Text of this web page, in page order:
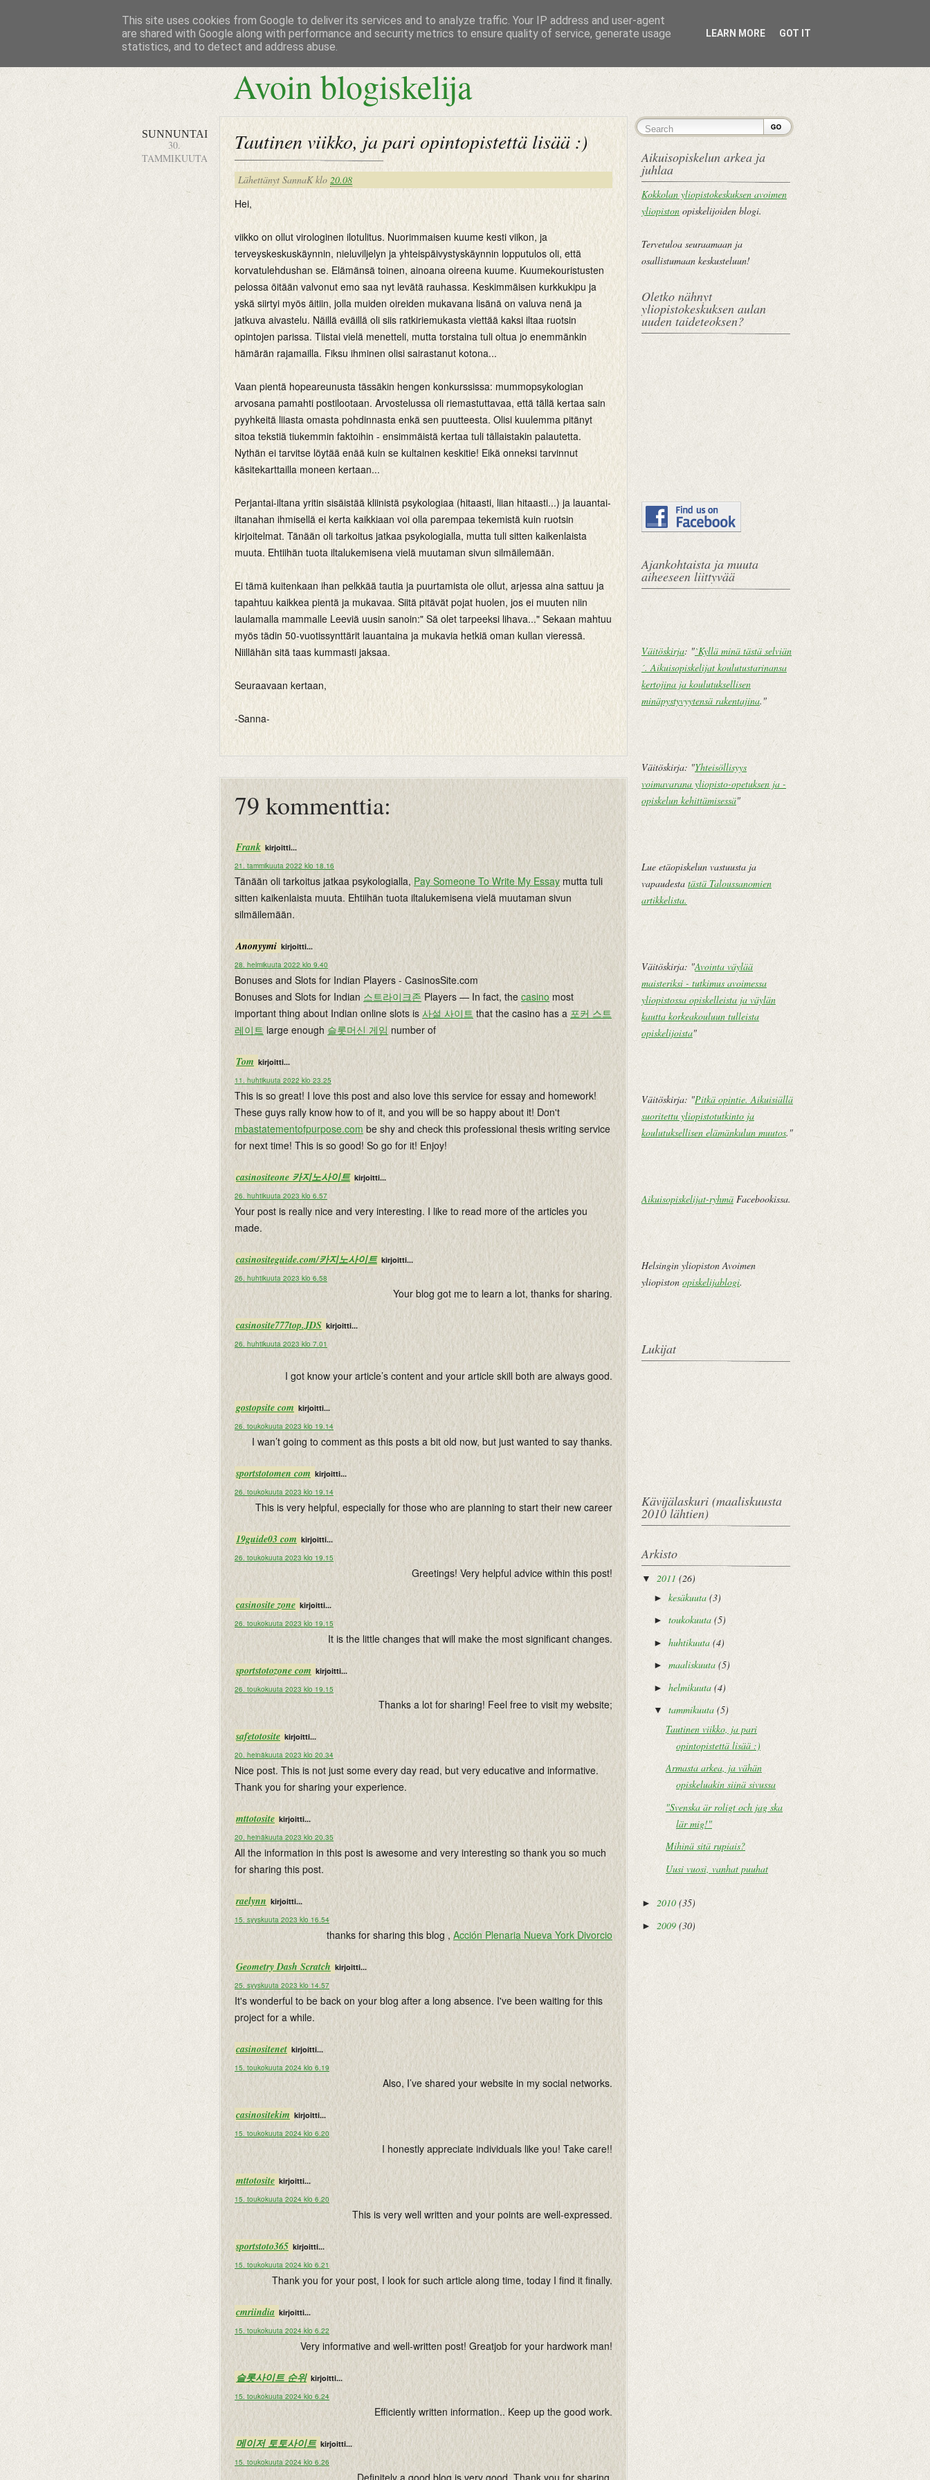
Avoin blogiskelija
SUNNUNTAI
30.
TAMMIKUUTA
Tautinen viikko, ja pari opintopistettä lisää :)
Lähettänyt SannaK klo 20.08
Hei,
viikko on ollut virologinen ilotulitus. Nuorimmaisen kuume kesti viikon, ja
terveyskeskuskäynnin, nieluviljelyn ja yhteispäivystyskäynnin lopputulos oli, että
korvatulehdushan se. Elämänsä toinen, ainoana oireena kuume. Kuumekouristusten
pelossa öitään valvonut emo saa nyt levätä rauhassa. Keskimmäisen kurkkukipu ja
yskä siirtyi myös äitiin, jolla muiden oireiden mukavana lisänä on valuva nenä ja
jatkuva aivastelu. Näillä eväillä oli siis ratkiriemukasta viettää kaksi iltaa ruotsin
opintojen parissa. Tiistai vielä menetteli, mutta torstaina tuli oltua jo enemmänkin
hämärän rajamailla. Fiksu ihminen olisi sairastanut kotona...
Vaan pientä hopeareunusta tässäkin hengen konkurssissa: mummopsykologian
arvosana pamahti postilootaan. Arvostelussa oli riemastuttavaa, että tällä kertaa sain
pyyhkeitä liiasta omasta pohdinnasta enkä sen puutteesta. Olisi kuulemma pitänyt
sitoa tekstiä tiukemmin faktoihin - ensimmäistä kertaa tuli tällaistakin palautetta.
Nythän ei tarvitse löytää enää kuin se kultainen keskitie! Eikä onneksi tarvinnut
käsitekarttailla moneen kertaan...
Perjantai-iltana yritin sisäistää kliinistä psykologiaa (hitaasti, liian hitaasti...) ja lauantai-
iltanahan ihmisellä ei kerta kaikkiaan voi olla parempaa tekemistä kuin ruotsin
kirjoitelmat. Tänään oli tarkoitus jatkaa psykologialla, mutta tuli sitten kaikenlaista
muuta. Ehtiihän tuota iltalukemisena vielä muutaman sivun silmäilemään.
Ei tämä kuitenkaan ihan pelkkää tautia ja puurtamista ole ollut, arjessa aina sattuu ja
tapahtuu kaikkea pientä ja mukavaa. Siitä pitävät pojat huolen, jos ei muuten niin
laulamalla mammalle Leeviä uusin sanoin:" Sä olet tarpeeksi lihava..." Sekaan mahtuu
myös tädin 50-vuotissynttärit lauantaina ja mukavia hetkiä oman kullan vieressä.
Niillähän sitä taas kummasti jaksaa.
Seuraavaan kertaan,
-Sanna-
79 kommenttia:
Frank kirjoitti...
21. tammikuuta 2022 klo 18.16
Tänään oli tarkoitus jatkaa psykologialla, Pay Someone To Write My Essay mutta tuli
sitten kaikenlaista muuta. Ehtiihän tuota iltalukemisena vielä muutaman sivun
silmäilemään.
Anonyymi kirjoitti...
28. helmikuuta 2022 klo 9.40
Bonuses and Slots for Indian Players - CasinosSite.com
Bonuses and Slots for Indian 스트라이크존Players — In fact, the casino most
important thing about Indian online slots is 사설 사이트 that the casino has a 포커 스트
레이트 large enough 슬롯머신 게임 number of
Tom kirjoitti...
11. huhtikuuta 2022 klo 23.25
This is so great! I love this post and also love this service for essay and homework!
These guys rally know how to of it, and you will be so happy about it! Don't
mbastatementofpurpose.com be shy and check this professional thesis writing service
for next time! This is so good! So go for it! Enjoy!
casinositeone 카지노사이트 kirjoitti...
26. huhtikuuta 2023 klo 6.57
Your post is really nice and very interesting. I like to read more of the articles you
made.
casinositeguide.com/카지노사이트 kirjoitti...
26. huhtikuuta 2023 klo 6.58
Your blog got me to learn a lot, thanks for sharing.
casinosite777top.JDS kirjoitti...
26. huhtikuuta 2023 klo 7.01
I got know your article’s content and your article skill both are always good.
gostopsite com kirjoitti...
26. toukokuuta 2023 klo 19.14
I wan’t going to comment as this posts a bit old now, but just wanted to say thanks.
sportstotomen com kirjoitti...
26. toukokuuta 2023 klo 19.14
This is very helpful, especially for those who are planning to start their new career
19guide03 com kirjoitti...
26. toukokuuta 2023 klo 19.15
Greetings! Very helpful advice within this post!
casinosite zone kirjoitti...
26. toukokuuta 2023 klo 19.15
It is the little changes that will make the most significant changes.
sportstotozone com kirjoitti...
26. toukokuuta 2023 klo 19.15
Thanks a lot for sharing! Feel free to visit my website;
safetotosite kirjoitti...
20. heinäkuuta 2023 klo 20.34
Nice post. This is not just some every day read, but very educative and informative.
Thank you for sharing your experience.
mttotosite kirjoitti...
20. heinäkuuta 2023 klo 20.35
All the information in this post is awesome and very interesting so thank you so much
for sharing this post.
raelynn kirjoitti...
15. syyskuuta 2023 klo 16.54
thanks for sharing this blog , Acción Plenaria Nueva York Divorcio
Geometry Dash Scratch kirjoitti...
25. syyskuuta 2023 klo 14.57
It's wonderful to be back on your blog after a long absence. I've been waiting for this
project for a while.
casinositenet kirjoitti...
15. toukokuuta 2024 klo 6.19
Also, I’ve shared your website in my social networks.
casinositekim kirjoitti...
15. toukokuuta 2024 klo 6.20
I honestly appreciate individuals like you! Take care!!
mttotosite kirjoitti...
15. toukokuuta 2024 klo 6.20
This is very well written and your points are well-expressed.
sportstoto365 kirjoitti...
15. toukokuuta 2024 klo 6.21
Thank you for your post, I look for such article along time, today I find it finally.
cmriindia kirjoitti...
15. toukokuuta 2024 klo 6.22
Very informative and well-written post! Greatjob for your hardwork man!
슬롯사이트 순위 kirjoitti...
15. toukokuuta 2024 klo 6.24
Efficiently written information.. Keep up the good work.
메이저 토토사이트 kirjoitti...
15. toukokuuta 2024 klo 6.26
Definitely a good blog is very good. Thank you for sharing.
E
Aikuisopiskelun arkea ja
juhlaa
Kokkolan yliopistokeskuksen avoimen
yliopiston opiskelijoiden blogi.
Tervetuloa seuraamaan ja
osallistumaan keskusteluun!
Oletko nähnyt
yliopistokeskuksen aulan
uuden taideteoksen?
Ajankohtaista ja muuta
aiheeseen liittyvää
Väitöskirja: "`Kyllä minä tästä selviän
´. Aikuisopiskelijat koulutustarinansa
kertojina ja koulutuksellisen
minäpystyvyytensä rakentajina."
Väitöskirja: "Yhteisöllisyys
voimavarana yliopisto-opetuksen ja -
opiskelun kehittämisessä"
Lue etäopiskelun vastuusta ja
vapaudesta tästä Taloussanomien
artikkelista.
Väitöskirja: "Avointa väylää
maisteriksi - tutkimus avoimessa
yliopistossa opiskelleista ja väylän
kautta korkeakouluun tulleista
opiskelijoista"
Väitöskirja: "Pitkä opintie. Aikuisiällä
suoritettu yliopistotutkinto ja
koulutuksellisen elämänkulun muutos."
Aikuisopiskelijat-ryhmä Facebookissa.
Helsingin yliopiston Avoimen
yliopiston opiskelijablogi.
Lukijat
Kävijälaskuri (maaliskuusta
2010 lähtien)
Arkisto
▼ 2011 (26)
► kesäkuuta (3)
► toukokuuta (5)
► huhtikuuta (4)
► maaliskuuta (5)
► helmikuuta (4)
▼ tammikuuta (5)
Tautinen viikko, ja pari
opintopistettä lisää :)
Armasta arkea, ja vähän
opiskeluakin siinä sivussa
"Svenska är roligt och jag ska
lär mig!"
Mihinä sitä rupiais?
Uusi vuosi, vanhat puuhat
► 2010 (35)
► 2009 (30)
This site uses cookies from Google to deliver its services and to analyze traffic. Your IP address and user-agent
are shared with Google along with performance and security metrics to ensure quality of service, generate usage
statistics, and to detect and address abuse.
LEARN MORE GOT IT